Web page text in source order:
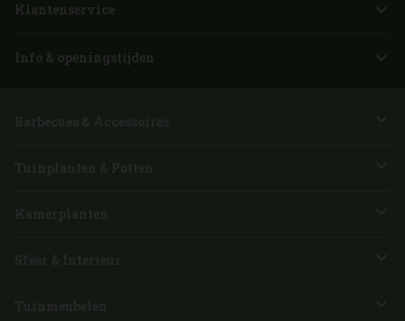
Klantenservice
Info & openingstijden